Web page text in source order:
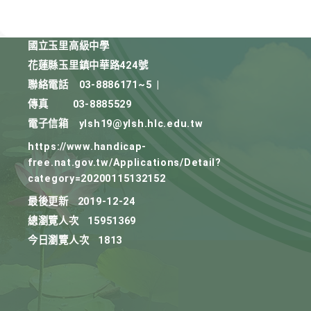
國立玉里高級中學
花蓮縣玉里鎮中華路424號
聯絡電話
03-8886171~5
傳真
03-8885529
電子信箱
ylsh19@ylsh.hlc.edu.tw
https://www.handicap-
free.nat.gov.tw/Applications/Detail?
category=20200115132152
最後更新
2019-12-24
總瀏覽人次
15951369
今日瀏覽人次
1813